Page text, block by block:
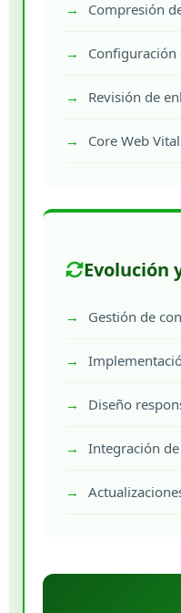
Compresión
Configuración
Revisión de
Core Web
Evolución
Gestión de
Diseño
Integración